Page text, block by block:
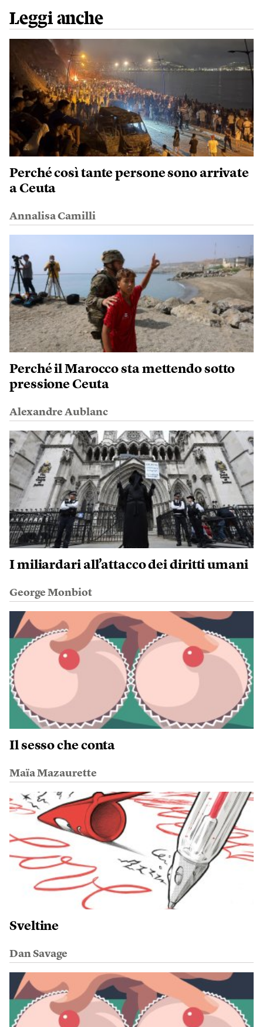
Leggi anche
Perché così tante persone sono arrivate
a Ceuta
Annalisa Camilli
Perché il Marocco sta mettendo sotto
pressione Ceuta
Alexandre Aublanc
I miliardari all’attacco dei diritti umani
George Monbiot
Il sesso che conta
Maïa Mazaurette
Sveltine
Dan Savage